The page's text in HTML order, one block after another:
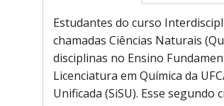
Estudantes do curso
chamadas Ciências Naturais
disciplinas no Ensino
Licenciatura em Química da
Unificada (SiSU). Esse